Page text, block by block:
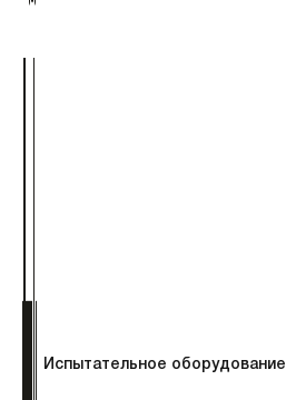
Испытательное оборудование